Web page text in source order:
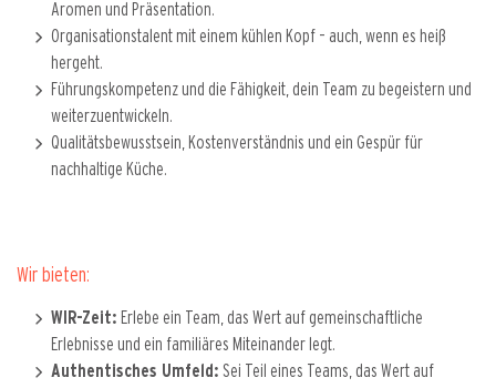
Aromen und Präsentation.
Organisationstalent mit einem kühlen Kopf – auch, wenn es heiß
hergeht.
Führungskompetenz und die Fähigkeit, dein Team zu begeistern und
weiterzuentwickeln.
Qualitätsbewusstsein, Kostenverständnis und ein Gespür für
nachhaltige Küche.
Wir bieten:
WIR-Zeit: Erlebe ein Team, das Wert auf gemeinschaftliche
Erlebnisse und ein familiäres Miteinander legt.
Authentisches Umfeld: Sei Teil eines Teams, das Wert auf